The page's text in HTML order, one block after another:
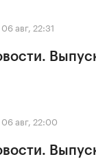
06 авг, 22:31
06 авг, 22:00